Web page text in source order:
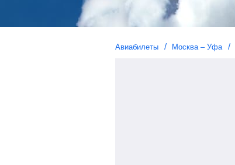
Авиабилеты Москва – Уфа